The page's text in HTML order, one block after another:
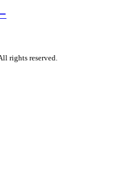
rights reserved.